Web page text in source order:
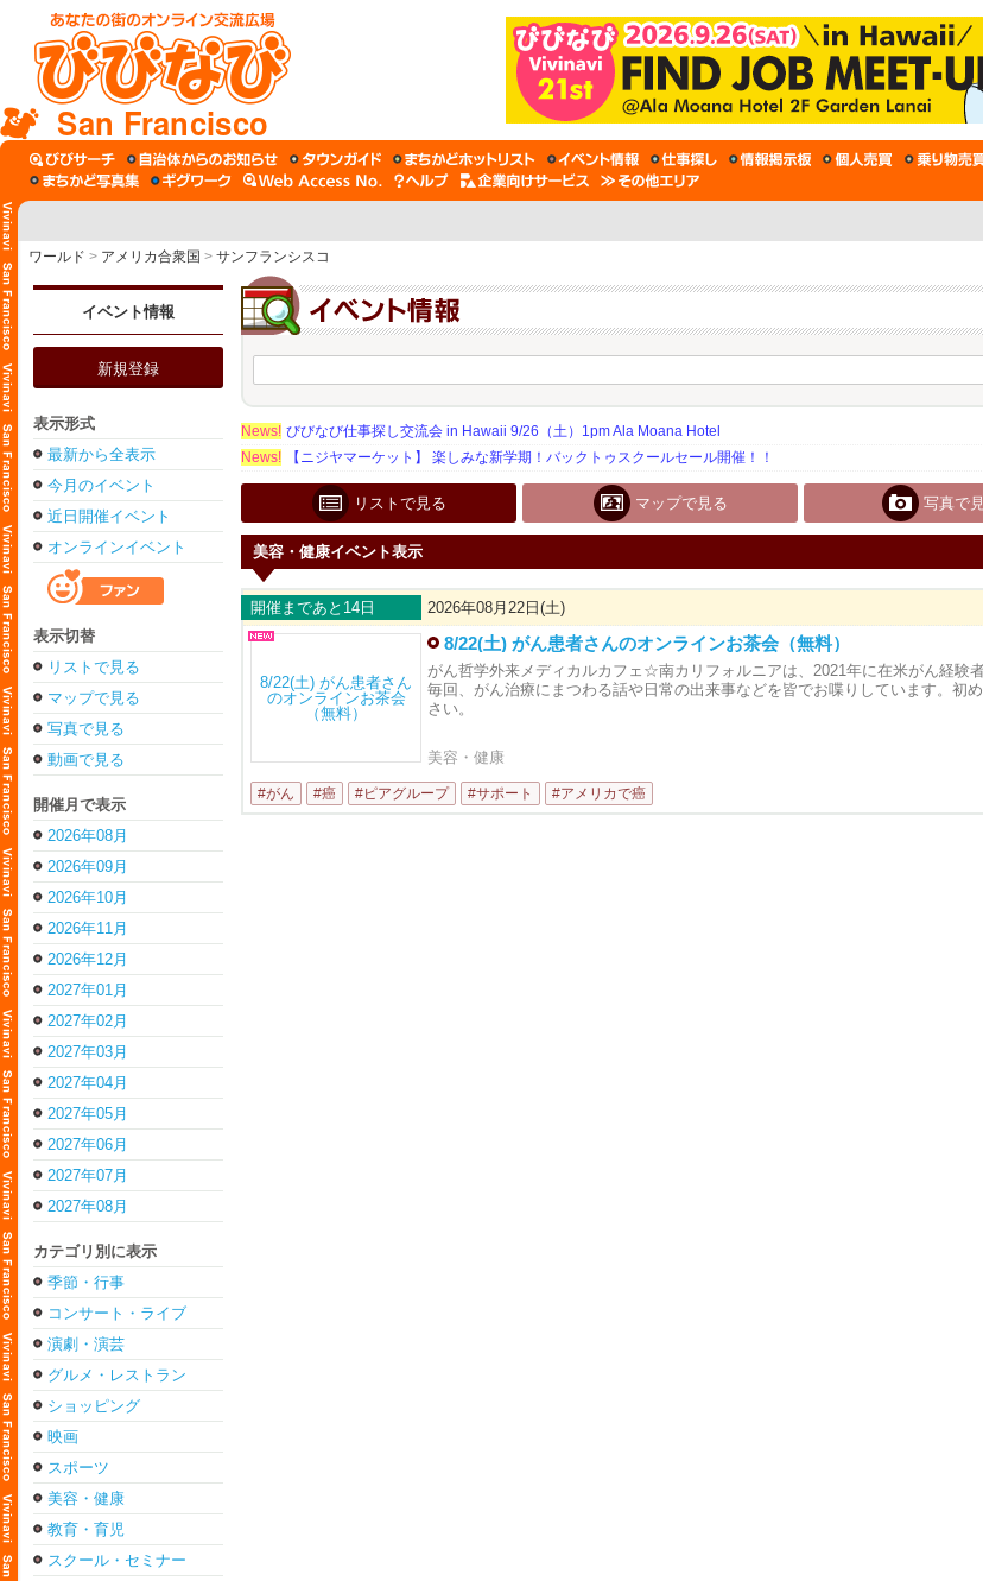
San Francisco
ワールド > アメリカ合衆国 > サンフランシスコ
イベント情報
新規登録
表示形式
最新から全表示
今月のイベント
近日開催イベント
オンラインイベント
表示切替
リストで見る
マップで見る
写真で見る
動画で見る
開催月で表示
2026年08月
2026年09月
2026年10月
2026年11月
2026年12月
2027年01月
2027年02月
2027年03月
2027年04月
2027年05月
2027年06月
2027年07月
2027年08月
カテゴリ別に表示
季節・行事
コンサート・ライブ
演劇・演芸
グルメ・レストラン
ショッピング
映画
スポーツ
美容・健康
教育・育児
スクール・セミナー
News! びびなび仕事探し交流会 in Hawaii 9/26（土）1pm Ala Moana Hotel
News!
【ニジヤマーケット】 楽しみな新学期！バックトゥスクールセール開催！！
リストで見る マップで見る 写真で
美容・健康イベント表示
開催まであと14日 2026年08月22日(土)
8/22(土) がん患者さんのオンラインお茶会（無料）
がん哲学外来メディカルカフェ☆南カリフォルニアは、2021年に在米がん経験
毎回、がん治療にまつわる話や日常の出来事などを皆でお喋りしています。初
さい。
美容・健康
#がん #癌 #ピアグループ #サポート #アメリカで癌